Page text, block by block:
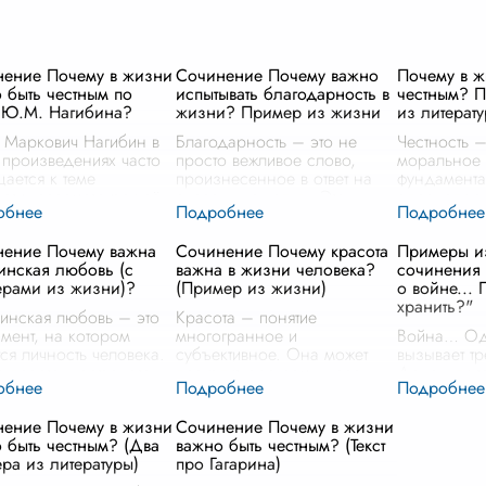
Почему в жизни
быть честным по
Ю.М. Нагибина?
Нагибин в
часто
к теме
как моральное
между
Честн...
Сочинение Почему важно
испытывать благодарность в
жизни? Пример из жизни
Благодарность – это не
просто вежливое слово,
произнесенное в ответ на
глубокое, искреннее чувство
хорошее, что есть в нашей
жизни. Это...
Почему в
честным?
из
Честность
моральное
нашей
Почему важна
любовь (с
из жизни)?
любовь – это
на котором
личность человека.
и
сопровождает нас
...
Сочинение Почему красота
важна в жизни человека?
(Пример из жизни)
Красота – понятие
многогранное и
субъективное. Она может
формах: в искусстве,
отношениях, поступках и
даже в обыденных вещах.
Но по...
Примеры
сочинения
о войне...
хранить?"
Война…
вызывает
ее ужасы
Почему в жизни
быть честным? (Два
из литературы)
Сочинение Почему в жизни
важно быть честным? (Текст
про Гагарина)